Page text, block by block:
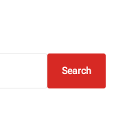
Search